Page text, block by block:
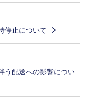
停止について
う配送への影響につい